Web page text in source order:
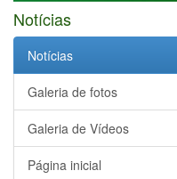
Notícias
Notícias
Galeria de fotos
Galeria de Vídeos
Página inicial